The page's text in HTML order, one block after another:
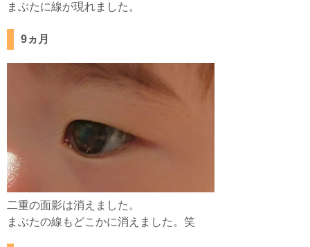
まぶたに線が現れました。
9ヵ月
二重の面影は消えました。
まぶたの線もどこかに消えました。笑